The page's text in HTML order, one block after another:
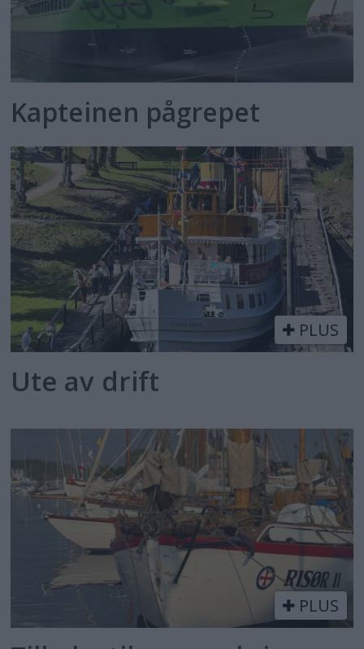
Kapteinen pågrepet
PLUS
Ute av drift
PLUS